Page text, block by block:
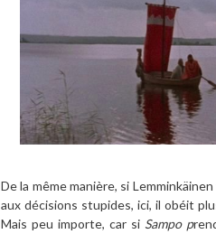
De la même manière, si
aux décisions stupides, ici, il obéit
Mais peu importe, car si Sampo p